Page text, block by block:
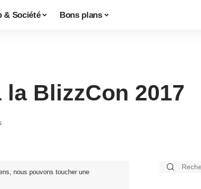
& Société Bons plans
BlizzCon 2017
nous pouvons toucher une